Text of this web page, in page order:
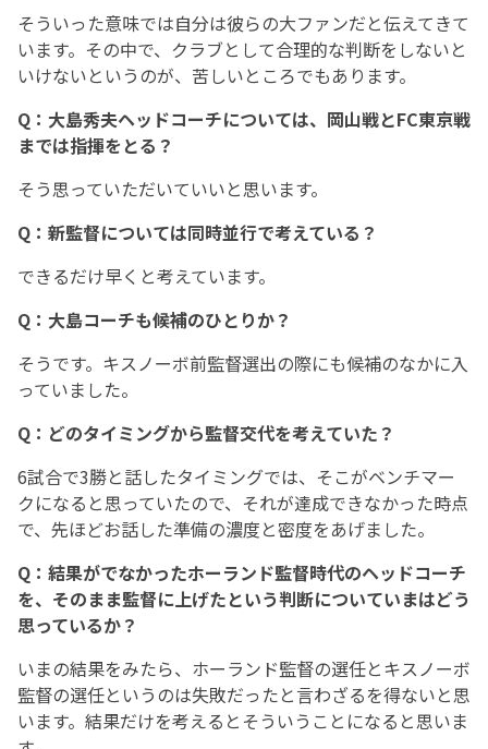
そういった意味では自分は彼らの大ファンだと伝えてきて
います。その中で、クラブとして合理的な判断をしないと
いけないというのが、苦しいところでもあります。
Q：大島秀夫ヘッドコーチについては、岡山戦とFC東京戦
までは指揮をとる？
そう思っていただいていいと思います。
Q：新監督については同時並行で考えている？
できるだけ早くと考えています。
Q：大島コーチも候補のひとりか？
そうです。キスノーボ前監督選出の際にも候補のなかに入
っていました。
Q：どのタイミングから監督交代を考えていた？
6試合で3勝と話したタイミングでは、そこがベンチマー
クになると思っていたので、それが達成できなかった時点
で、先ほどお話した準備の濃度と密度をあげました。
Q：結果がでなかったホーランド監督時代のヘッドコーチ
を、そのまま監督に上げたという判断についていまはどう
思っているか？
いまの結果をみたら、ホーランド監督の選任とキスノーボ
監督の選任というのは失敗だったと言わざるを得ないと思
います。結果だけを考えるとそういうことになると思いま